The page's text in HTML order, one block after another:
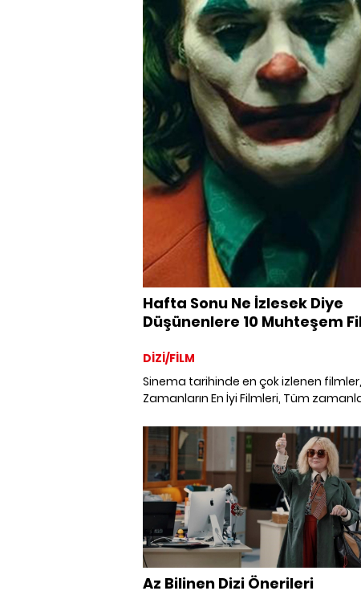
Hafta Sonu Ne İzlesek Diye
Düşünenlere 10 Muhteşem
DİZİ/FİLM
Sinema tarihinde en çok izlenen
Zamanların En İyi Filmleri, Tüm
Sinema Tarihinin En İyi Filmleri.
Az Bilinen Dizi Önerileri